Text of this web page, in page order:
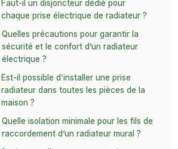
Faut-il un disjoncteur dédié pour
chaque prise électrique de radiateur ?
Quelles précautions pour garantir la
sécurité et le confort d’un radiateur
électrique ?
Est-il possible d’installer une prise
radiateur dans toutes les pièces de la
maison ?
Quelle isolation minimale pour les fils de
raccordement d’un radiateur mural ?